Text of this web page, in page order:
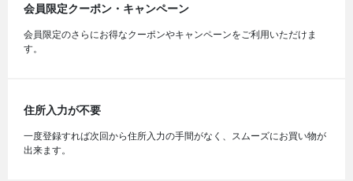
会員限定クーポン・キャンペーン
会員限定のさらにお得なクーポンやキャンペーンをご利用いただけま
す。
住所入力が不要
一度登録すれば次回から住所入力の手間がなく、スムーズにお買い物が
出来ます。